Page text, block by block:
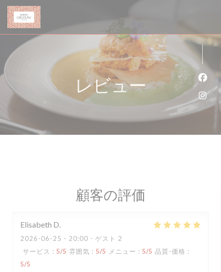
クッキー利用の管理について
レビュー
顧客の評価
Elisabeth D
2026-06-25 - 20:00 - ゲスト 2
サービス : 5/5 雰囲気 : 5/5 メニュー : 5/5 品質-価格 :
5/5